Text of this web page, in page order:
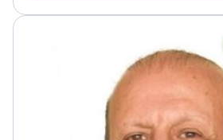
Fachgesellschaften
Forschungsergebnisse zu
Extremitätenrekonstruktion